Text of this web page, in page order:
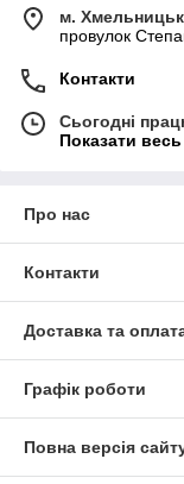
м.
провулок
Контакти
Сьогодні
Показати
Про нас
Контакти
Доставка та
Графік роботи
Повна версія